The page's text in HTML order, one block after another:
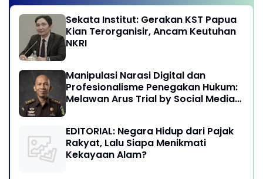
Sekata Institut: Gerakan KST Papua
Kian Terorganisir, Ancam Keutuhan
NKRI
Manipulasi Narasi Digital dan
Profesionalisme Penegakan Hukum:
Melawan Arus Trial by Social Media
EDITORIAL: Negara Hidup dari Pajak
Rakyat, Lalu Siapa Menikmati
Kekayaan Alam?